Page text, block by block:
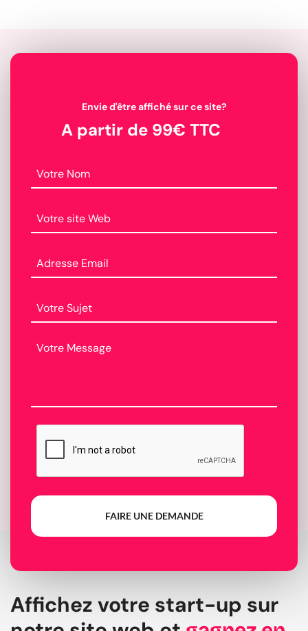
Envie d'être affiché sur ce site?
A partir de 99€ TTC
FAIRE UNE DEMANDE
Affichez votre start-up sur